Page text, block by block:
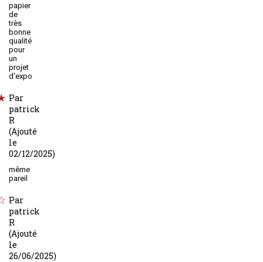
papier
de
très
bonne
qualité
pour
un
projet
d'expo
Par
patrick
R
(Ajouté
le
02/12/2025)
même
pareil
Par
patrick
R
(Ajouté
le
26/06/2025)